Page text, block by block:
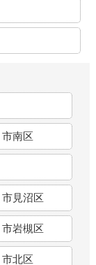
南区
見沼区
岩槻区
北区